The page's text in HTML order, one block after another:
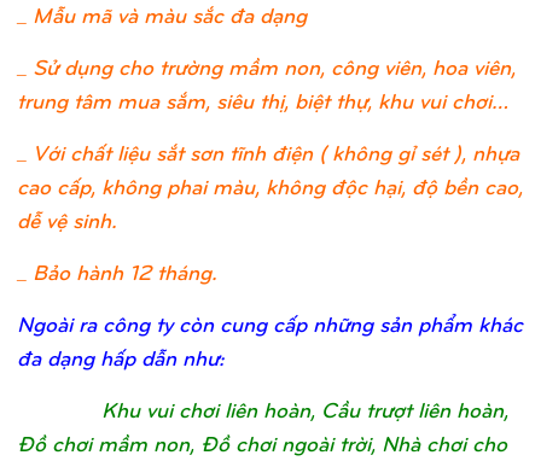
_ Mẫu mã và màu sắc đa dạng
_ Sử dụng cho trường mầm non, công viên, hoa viên,
trung tâm mua sắm, siêu thị, biệt thự, khu vui chơi…
_ Với chất liệu sắt sơn tĩnh điện ( không gỉ sét ), nhựa
cao cấp, không phai màu, không độc hại, độ bền cao,
dễ vệ sinh.
_ Bảo hành 12 tháng.
Ngoài ra công ty còn cung cấp những sản phẩm khác
đa dạng hấp dẫn như:
Khu vui chơi liên hoàn, Cầu trượt liên hoàn,
Đồ chơi mầm non, Đồ chơi ngoài trời, Nhà chơi cho